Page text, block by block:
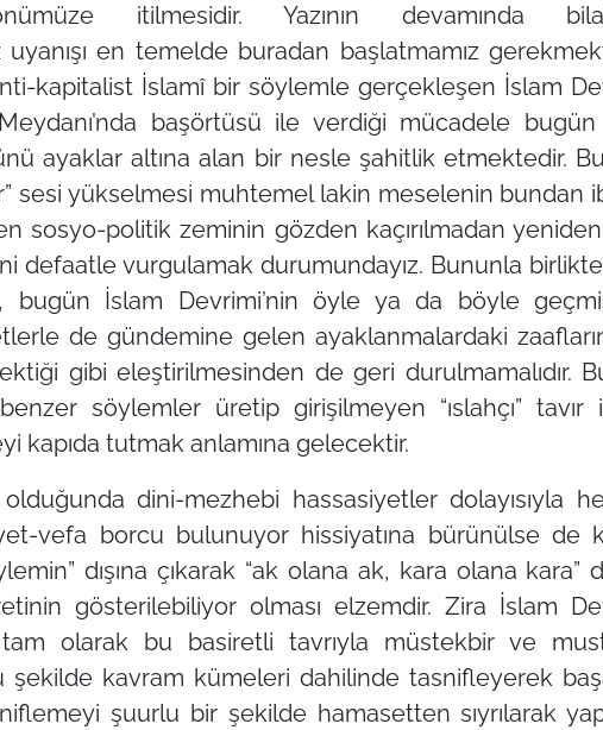
itilmesidir. Yazının devamında
uyanışı en temelde buradan başlatmamız
kapitalist İslamî bir söylemle gerçekleşen İslam
Meydanı’nda başörtüsü ile verdiği mücadele bugün
ayaklar altına alan bir nesle şahitlik etmektedir.
sesi yükselmesi muhtemel lakin meselenin bundan
sosyo-politik zeminin gözden kaçırılmadan
defaatle vurgulamak durumundayız. Bununla
bugün İslam Devrimi’nin öyle ya da böyle
de gündemine gelen ayaklanmalardaki
gibi eleştirilmesinden de geri durulmamalıdır.
söylemler üretip girişilmeyen “ıslahçı” tavır
kapıda tutmak anlamına gelecektir.
dini-mezhebi hassasiyetler dolayısıyla
vefa borcu bulunuyor hissiyatına bürünülse de
dışına çıkarak “ak olana ak, kara olana kara”
gösterilebiliyor olması elzemdir. Zira İslam
olarak bu basiretli tavrıyla müstekbir ve
şekilde kavram kümeleri dahilinde tasnifleyerek
şuurlu bir şekilde hamasetten sıyrılarak